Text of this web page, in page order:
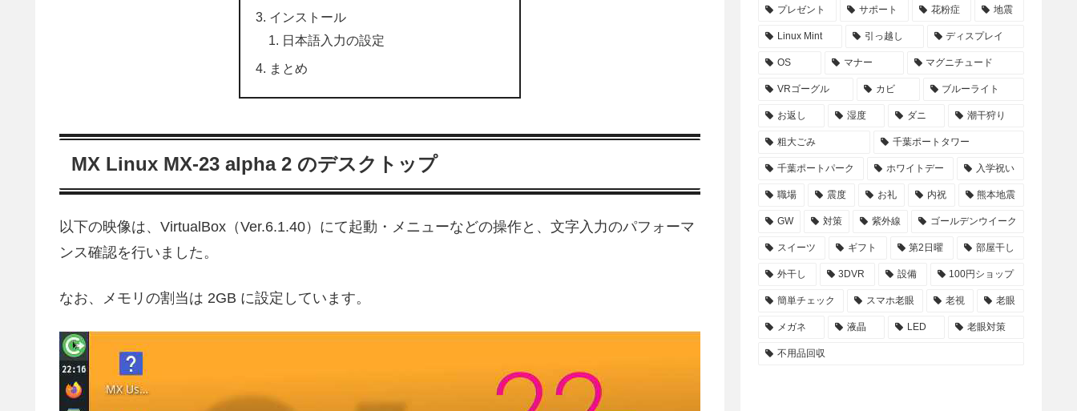
インストール
日本語入力の設定
まとめ
MX Linux MX-23 alpha 2 のデスクトップ
以下の映像は、VirtualBox（Ver.6.1.40）にて起動・メニューなどの操作と、文字入力のパフォーマ
ンス確認を行いました。
なお、メモリの割当は 2GB に設定しています。
動
画
プ
プレゼント サポート 花粉症 地震
Linux Mint 引っ越し ディスプレイ
OS マナー マグニチュード
VRゴーグル カビ ブルーライト
お返し 湿度 ダニ 潮干狩り
粗大ごみ 千葉ポートタワー
千葉ポートパーク ホワイトデー 入学祝い
職場 震度 お礼 内祝 熊本地震
GW 対策 紫外線 ゴールデンウイーク
スイーツ ギフト 第2日曜 部屋干し
外干し 3DVR 設備 100円ショップ
簡単チェック スマホ老眼 老視 老眼
メガネ 液晶 LED 老眼対策
不用品回収